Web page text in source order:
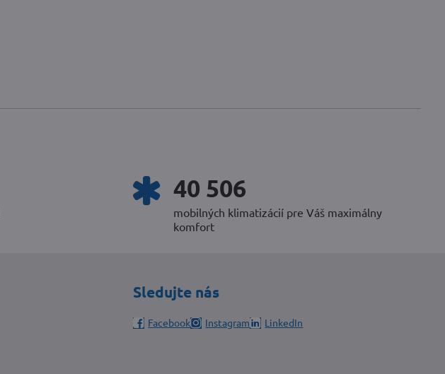
53 694
mobilných klimatizácií pre Váš maximálny
komfort
Sledujte nás
Facebook Instagram LinkedIn